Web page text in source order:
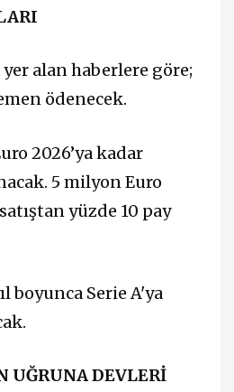
alan haberlere göre;
ödenecek.
2026’ya kadar
5 milyon Euro
yüzde 10 pay
boyunca Serie A'ya
UĞRUNA DEVLERİ